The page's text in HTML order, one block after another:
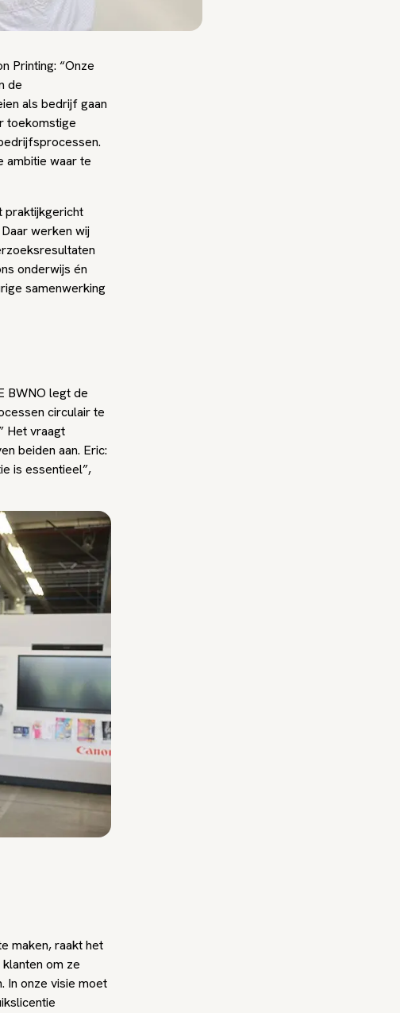
Printing: “Onze
de
als bedrijf gaan
toekomstige
ambitie waar te
praktijkgericht
werken wij
onderwijs én
samenwerking
BWNO legt de
circulair te
Het vraagt
beiden aan. Eric:
is essentieel”,
maken, raakt het
om ze
In onze visie moet